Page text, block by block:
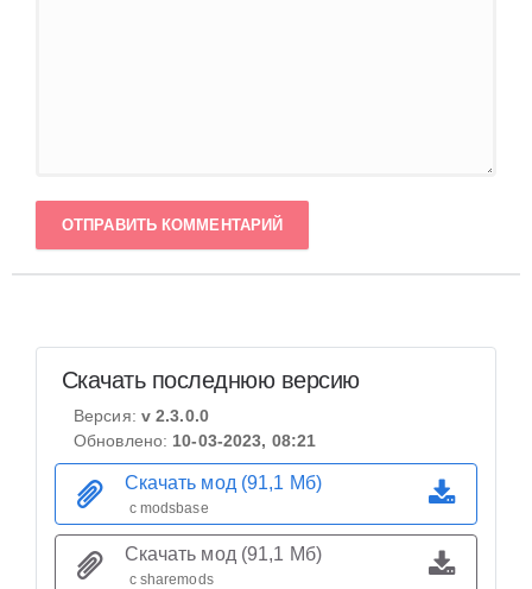
ОТПРАВИТЬ КОММЕНТАРИЙ
Скачать последнюю версию
Версия: v 2.3.0.0
Обновлено: 10-03-2023, 08:21
Скачать мод (91,1 Мб)
с modsbase
Скачать мод (91,1 Мб)
с sharemods